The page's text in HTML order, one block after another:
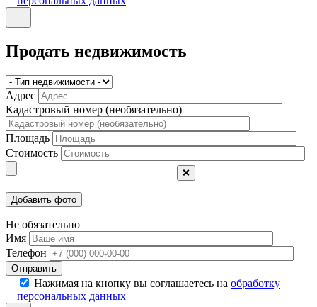
Продать недвижимость
Адрес
Кадастровый номер (необязательно)
Площадь
Стоимость
❌
Не обязательно
Имя
Телефон
Отправить
Нажимая на кнопку вы соглашаетесь на обработку
персональных данных